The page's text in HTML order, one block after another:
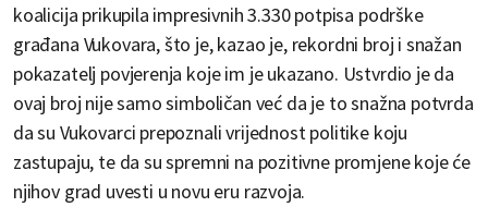
koalicija prikupila impresivnih 3.330 potpisa podrške
građana Vukovara, što je, kazao je, rekordni broj i snažan
pokazatelj povjerenja koje im je ukazano. Ustvrdio je da
ovaj broj nije samo simboličan već da je to snažna potvrda
da su Vukovarci prepoznali vrijednost politike koju
zastupaju, te da su spremni na pozitivne promjene koje će
njihov grad uvesti u novu eru razvoja.